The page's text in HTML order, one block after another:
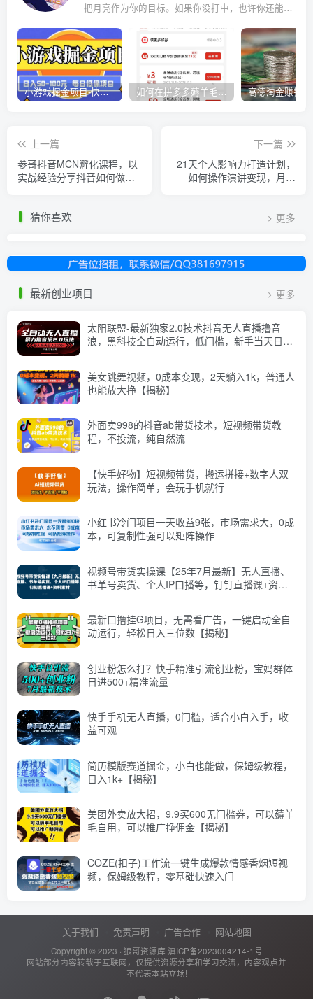
把月亮作为你的目标。如果你没打中，也许你还能打中星星
小游戏掘金项目-快手商业养机教程（小游戏养机） 如何在拼多多薅羊毛，教你撸品台无门槛优惠券，一单利润50-300！
上一篇
参哥抖音MCN孵化课程，以
实战经验分享抖音如何做的
下一篇
21天个人影响力打造计划，
如何操作演讲变现，月入
猜你喜欢 更多
最新创业项目 更多
太阳联盟-最新独家2.0技术抖音无人直播撸音
浪，黑科技全自动运行，低门槛，新手当天日入
美女跳舞视频，0成本变现，2天躺入1k，普通人
也能放大挣【揭秘】
外面卖998的抖音ab带货技术，短视频带货教
程，不投流，纯自然流
【快手好物】短视频带货，搬运拼接+数字人双
玩法，操作简单，会玩手机就行
小红书冷门项目一天收益9张，市场需求大，0成
本，可复制性强可以矩阵操作
视频号带货实操课【25年7月最新】无人直播、
书单号卖货、个人IP口播等，钉钉直播课+资料
最新口撸挂G项目，无需看广告，一键启动全自
动运行，轻松日入三位数【揭秘】
创业粉怎么打？快手精准引流创业粉，宝妈群体
日进500+精准流量
快手手机无人直播，0门槛，适合小白入手，收
益可观
简历模版赛道掘金，小白也能做，保姆级教程，
日入1k+【揭秘】
美团外卖放大招，9.9买600无门槛券，可以薅羊
毛自用，可以推广挣佣金【揭秘】
COZE(扣子)工作流一键生成爆款情感香烟短视
频，保姆级教程，零基础快速入门
关于我们 免责声明 广告合作 网站地图
Copyright © 2023 · 狼哥资源库 滇ICP备2023004214-1号
网站部分内容转载于互联网，仅提供资源分享和学习交流，内容观点并
不代表本站立场!